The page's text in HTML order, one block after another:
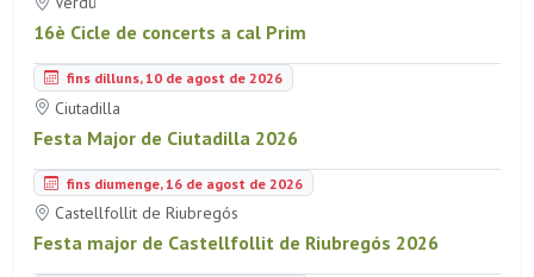
16è Cicle de concerts a cal Prim
fins dilluns, 10 de agost de 2026
Ciutadilla
Festa Major de Ciutadilla 2026
fins diumenge, 16 de agost de 2026
Castellfollit de Riubregós
Festa major de Castellfollit de Riubregós 2026